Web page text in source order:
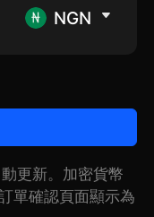
NGN
更新。加密貨幣
單確認頁面顯示為